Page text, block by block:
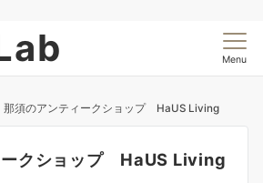
Menu
那須のアンティークショップ HaUS Living
ークショップ HaUS Living